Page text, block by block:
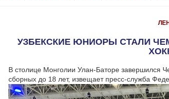
УЗБЕКСКИЕ ЮНИОРЫ СТАЛИ
В столице Монголии Улан-Баторе завершился
сборных до 18 лет, извещает пресс-служба